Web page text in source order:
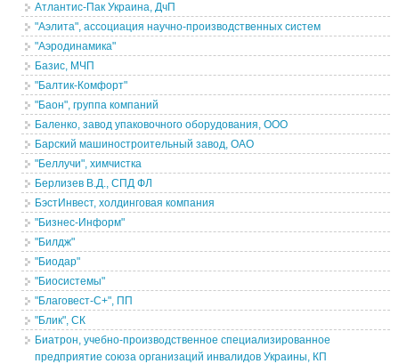
Атлантис-Пак Украина, ДчП
"Аэлита", ассоциация научно-производственных систем
"Аэродинамика"
Базис, МЧП
"Балтик-Комфорт"
"Баон", группа компаний
Баленко, завод упаковочного оборудования, ООО
Барский машиностроительный завод, ОАО
"Беллучи", химчистка
Берлизев В.Д., СПД ФЛ
БэстИнвест, холдинговая компания
"Бизнес-Информ"
"Билдж"
"Биодар"
"Биосистемы"
"Благовест-С+", ПП
"Блик", СК
Биатрон, учебно-производственное специализированное
предприятие союза организаций инвалидов Украины, КП